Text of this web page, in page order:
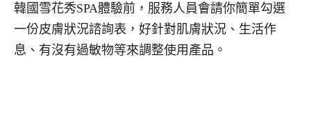
韓國雪花秀SPA體驗前，服務人員會請你簡單勾選
一份皮膚狀況諮詢表，好針對肌膚狀況、生活作
息、有沒有過敏物等來調整使用產品。